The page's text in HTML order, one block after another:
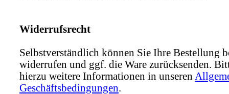
Widerrufsrecht
Selbstverständlich können Sie Ihre Bestellung
widerrufen und ggf. die Ware zurücksenden.
hierzu weitere Informationen in unseren
Geschäftsbedingungen.